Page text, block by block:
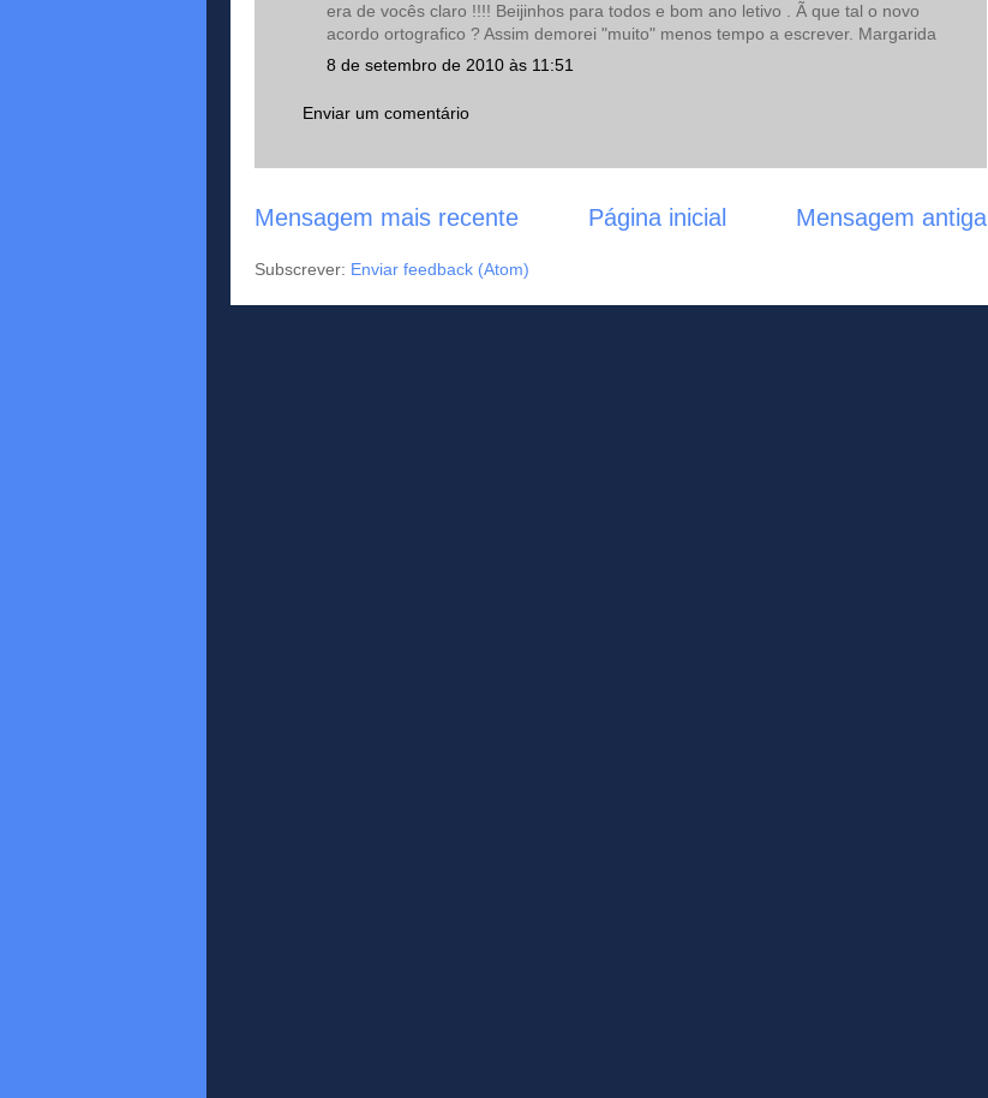
era de vocês claro !!!! Beijinhos para todos e bom ano letivo . Ã que tal o novo
acordo ortografico ? Assim demorei "muito" menos tempo a escrever. Margarida
8 de setembro de 2010 às 11:51
Enviar um comentário
Mensagem mais recente Mensagem antiga
Página inicial
Subscrever: Enviar feedback (Atom)